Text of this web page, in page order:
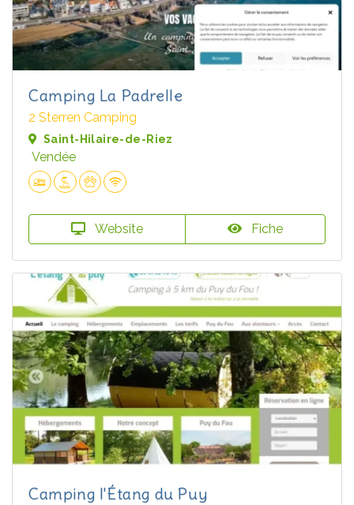
Camping La Padrelle
2 Sterren Camping
Saint-Hilaire-de-Riez
Vendée
Website Fiche
Camping l'Étang du Puy